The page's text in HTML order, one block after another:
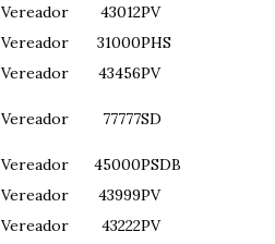
Vereador 43012PV
Vereador 31000PHS
Vereador 43456PV
Vereador 77777SD
Vereador 45000PSDB
Vereador 43999PV
Vereador 43222PV